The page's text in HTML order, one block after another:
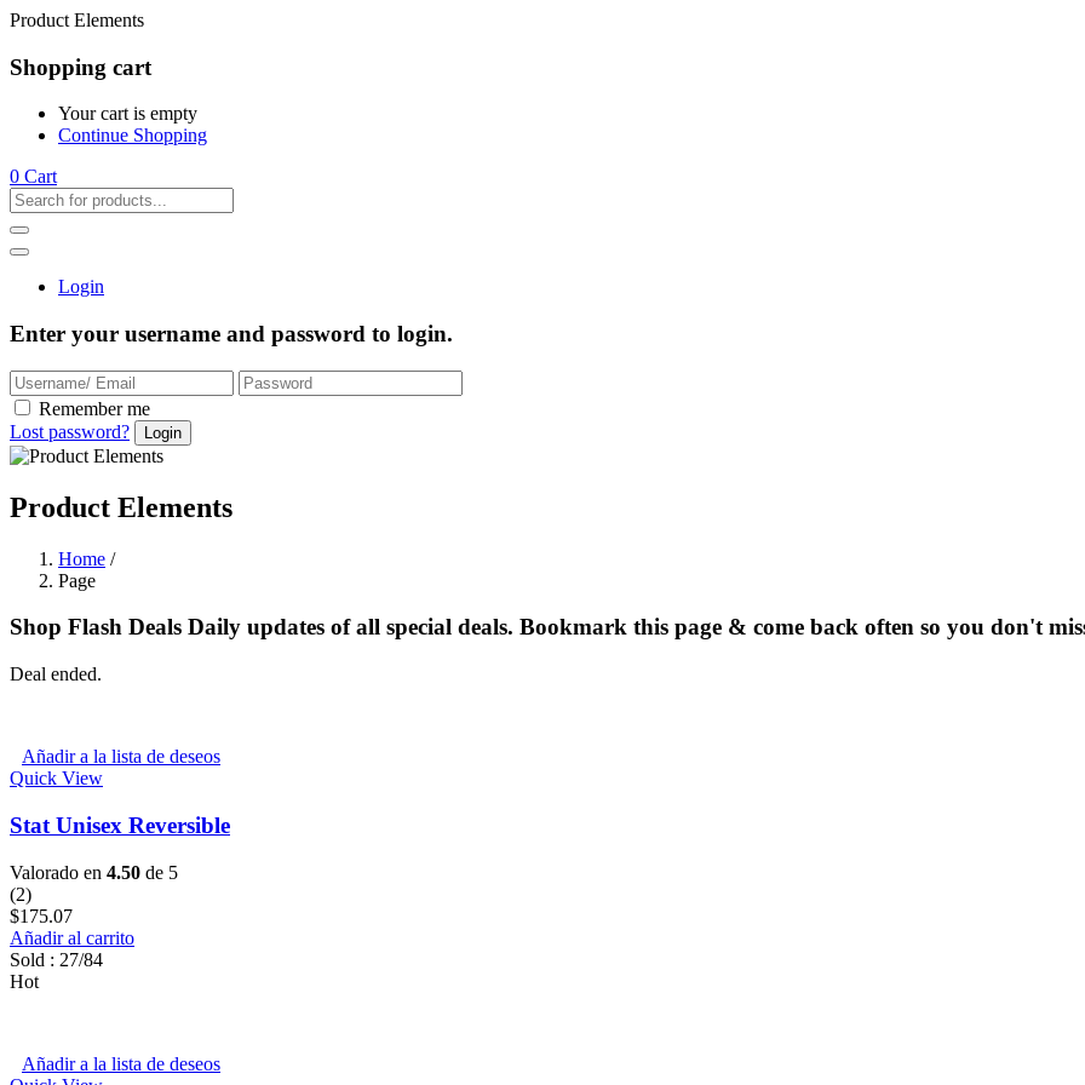
Product Elements
Shopping cart
Your cart is empty
Continue Shopping
0 Cart
Login
Enter your username and password to login.
Remember me
Lost password?
Product Elements
Home /
Page
Shop Flash Deals Daily updates of all special deals. Bookmark this page & come back often so you don't
Deal ended.
Añadir a la lista de deseos
Quick View
Stat Unisex Reversible
Valorado en 4.50 de 5
(2)
$175.07
Añadir al carrito
Sold : 27/84
Hot
Añadir a la lista de deseos